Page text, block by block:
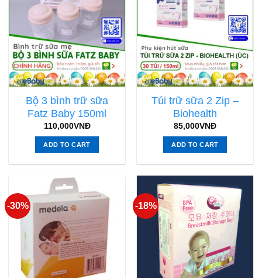
Bộ 3 bình trữ sữa
Fatz Baby 150ml
110,000VNĐ
ADD TO CART
Túi trữ sữa 2 Zip –
Biohealth
85,000VNĐ
ADD TO CART
-30% -18%